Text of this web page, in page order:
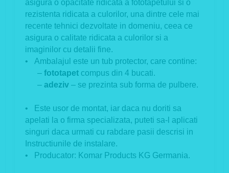
asigura o opacitate ridicata a fototapetului si o
rezistenta ridicata a culorilor, una dintre cele mai
recente tehnici dezvoltate in domeniu, ceea ce
asigura o calitate ridicata a culorilor si a
imaginilor cu detalii fine.
• Ambalajul este un tub protector, care contine:
– fototapet compus din 4 bucati.
– adeziv – se prezinta sub forma de pulbere.
• Este usor de montat, iar daca nu doriti sa
apelati la o firma specializata, puteti sa-l aplicati
singuri daca urmati cu rabdare pasii descrisi in
Instructiunile de instalare.
• Producator: Komar Products KG Germania.